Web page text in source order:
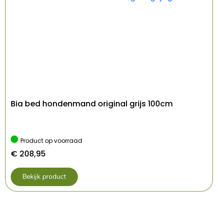
Bia bed hondenmand original grijs 100cm
Product op voorraad
€ 208,95
Bekijk product